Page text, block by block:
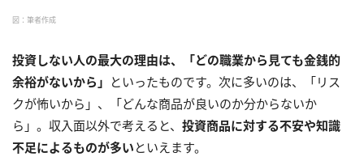
図：筆者作成
投資しない人の最大の理由は、「どの職業から見ても金銭的
余裕がないから」 といったものです。次に多いのは、「リス
クが怖いから」、「どんな商品が良いのか分からないか
ら」。収入面以外で考えると、 投資商品に対する不安や知識
不足によるものが多い といえます。